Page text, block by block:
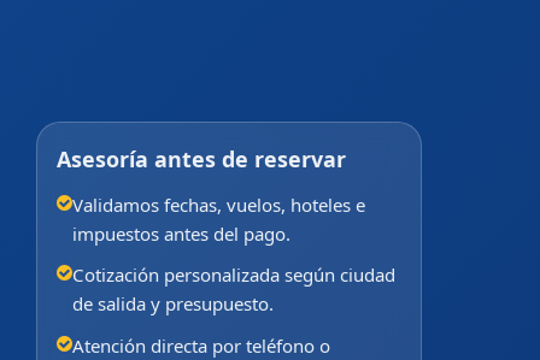
Asesoría antes de reservar
Validamos fechas, vuelos, hoteles e
impuestos antes del pago.
Cotización personalizada según ciudad
de salida y presupuesto.
Atención directa por teléfono o